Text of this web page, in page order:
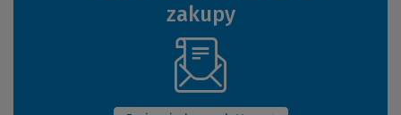
zakupy
(Nowe
okno)